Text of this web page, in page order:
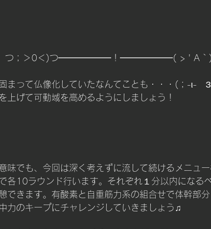
；＞0＜)つ━━━━━━！━━━━━━( > ' A ` )>
まって仏像化していたなんてことも・・・(；-ι-　
上げて可動域を高めるようにしましょう！
味でも、今回は深く考えずに流して続けるメニュー
各10ラウンド行います。それぞれ１分以内になる
できます。有酸素と自重筋力系の組合せで体幹部分
力のキープにチャレンジしていきましょう♫